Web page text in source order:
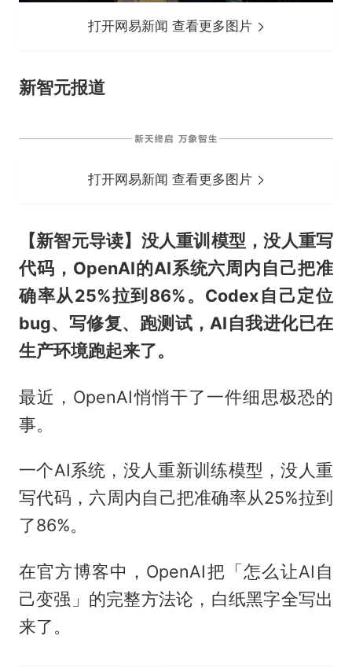
打开网易新闻 查看更多图片
新智元报道
打开网易新闻 查看更多图片
【新智元导读】没人重训模型，没人重写
代码，OpenAI的AI系统六周内自己把准
确率从25%拉到86%。Codex自己定位
bug、写修复、跑测试，AI自我进化已在
生产环境跑起来了。
最近，OpenAI悄悄干了一件细思极恐的
事。
一个AI系统，没人重新训练模型，没人重
写代码，六周内自己把准确率从25%拉到
了86%。
在官方博客中，OpenAI把「怎么让AI自
己变强」的完整方法论，白纸黑字全写出
来了。